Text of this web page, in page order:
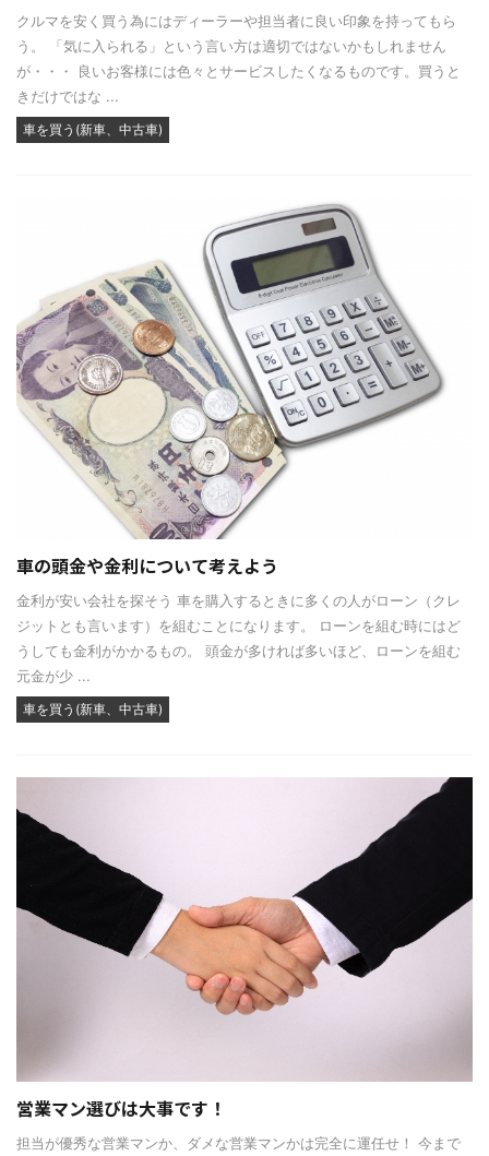
クルマを安く買う為にはディーラーや担当者に良い印象を持ってもら
う。 「気に入られる」という言い方は適切ではないかもしれません
が・・・ 良いお客様には色々とサービスしたくなるものです。買うと
きだけではな ...
車を買う(新車、中古車)
車の頭金や金利について考えよう
金利が安い会社を探そう 車を購入するときに多くの人がローン（クレ
ジットとも言います）を組むことになります。 ローンを組む時にはど
うしても金利がかかるもの。 頭金が多ければ多いほど、ローンを組む
元金が少 ...
車を買う(新車、中古車)
営業マン選びは大事です！
担当が優秀な営業マンか、ダメな営業マンかは完全に運任せ！ 今まで